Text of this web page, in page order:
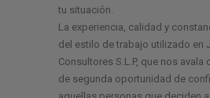
tu situación.
La experiencia, calidad y
del estilo de trabajo utilizado en
Consultores S.L.P, que nos
de segunda oportunidad de